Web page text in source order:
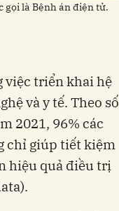
gọi là Bệnh án điện tử.
việc triển khai hệ
và y tế. Theo số
2021, 96% các
chỉ giúp tiết kiệm
hiệu quả điều trị